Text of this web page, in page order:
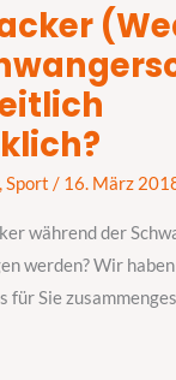
,Sport / 16. März
während der
werden? Wir
für Sie